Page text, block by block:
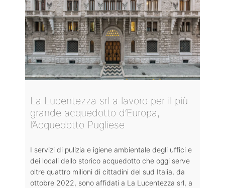
La Lucentezza srl a lavoro per il più
grande acquedotto d’Europa,
l’Acquedotto Pugliese
I servizi di pulizia e igiene ambientale degli uffici e
dei locali dello storico acquedotto che oggi serve
oltre quattro milioni di cittadini del sud Italia, da
ottobre 2022, sono affidati a La Lucentezza srl, a